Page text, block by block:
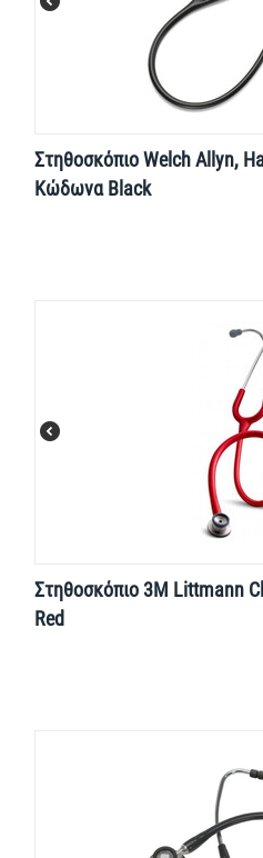
Στηθοσκόπιο Welch Allyn,
Κώδωνα Black
Στηθοσκόπιο 3M Littmann
Red